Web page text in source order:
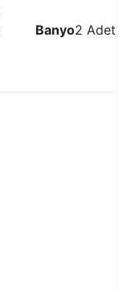
Banyo2 Adet